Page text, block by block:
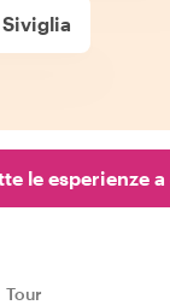
Siviglia
le esperienze
Tour